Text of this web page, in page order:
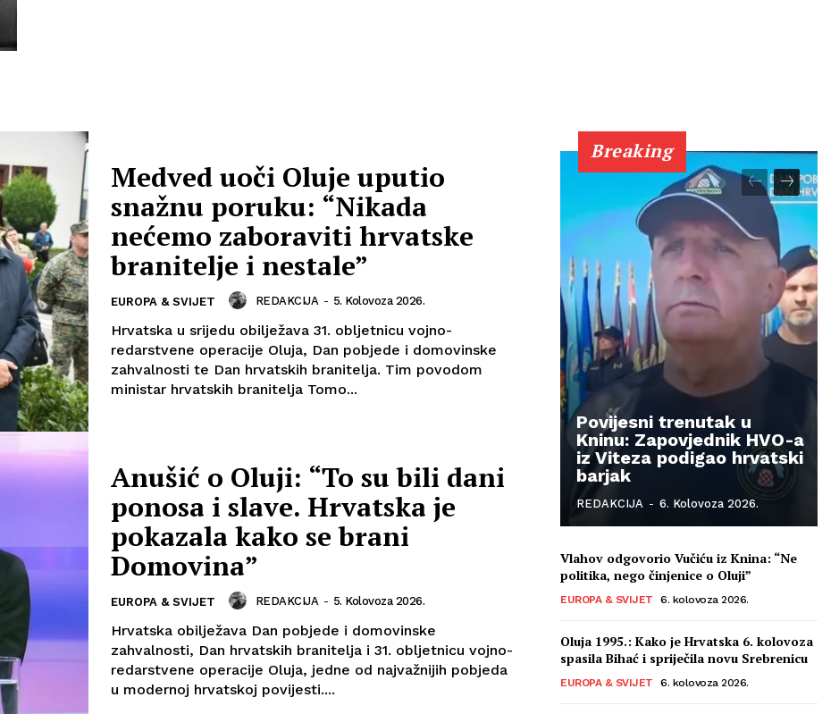
Medved uoči Oluje uputio
snažnu poruku: “Nikada
nećemo zaboraviti hrvatske
branitelje i nestale”
EUROPA & SVIJET REDAKCIJA - 5. Kolovoza 2026.
Hrvatska u srijedu obilježava 31. obljetnicu vojno-
redarstvene operacije Oluja, Dan pobjede i domovinske
zahvalnosti te Dan hrvatskih branitelja. Tim povodom
ministar hrvatskih branitelja Tomo...
Anušić o Oluji: “To su bili dani
ponosa i slave. Hrvatska je
pokazala kako se brani
Domovina”
EUROPA & SVIJET REDAKCIJA - 5. Kolovoza 2026.
Hrvatska obilježava Dan pobjede i domovinske
zahvalnosti, Dan hrvatskih branitelja i 31. obljetnicu vojno-
redarstvene operacije Oluja, jedne od najvažnijih pobjeda
u modernoj hrvatskoj povijesti....
Breaking
Povijesni trenutak u
Kninu: Zapovjednik HVO-a
iz Viteza podigao hrvatski
barjak
REDAKCIJA - 6. Kolovoza 2026.
Vlahov odgovorio Vučiću iz Knina: “Ne
politika, nego činjenice o Oluji”
EUROPA & SVIJET 6. kolovoza 2026.
Oluja 1995.: Kako je Hrvatska 6. kolovoza
spasila Bihać i spriječila novu Srebrenicu
EUROPA & SVIJET 6. kolovoza 2026.